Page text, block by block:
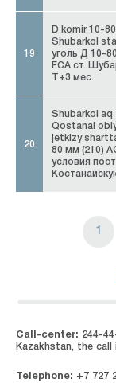
19
D komir 10-
Shubarkol
уголь Д 10-
FCA ст.
T+3 мес.
20
Shubarkol aq
Qostanai
jetkizy
80 мм (210)
условия
1
Call-center: 244-
Kazakhstan, the call
Telephone: +7 727